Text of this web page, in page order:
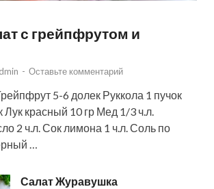
с грейпфрутом и
- Оставьте комментарий
5-6 долек Руккола 1 пучок
Лук красный 10 гр Мед 1/3 ч.л.
2 ч.л. Сок лимона 1 ч.л. Соль по
…
Салат Журавушка